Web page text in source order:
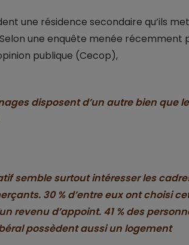
une résidence secondaire qu’ils
une enquête menée récemment
publique (Cecop),
disposent d’un autre bien que
semble surtout intéresser les
30 % d’entre eux ont choisi
revenu d’appoint. 41 % des
possèdent aussi un logement